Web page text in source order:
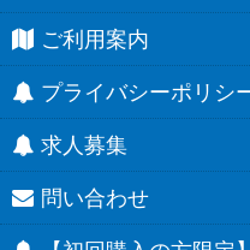
ご利用案内
プライバシーポリシ
求人募集
問い合わせ